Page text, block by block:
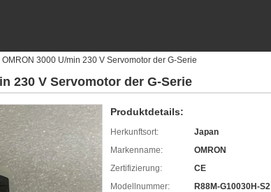
3000 U/min 230 V Servomotor der G-Serie
230 V Servomotor der G-Serie
Produktdetails:
Herkunftsort:
Japan
Markenname:
OMRON
Zertifizierung:
CE
Modellnummer:
R88M-G10030H-S2